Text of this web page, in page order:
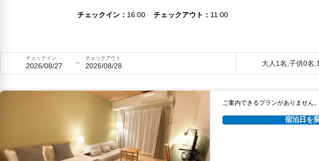
チェックイン 16:00 チェックアウト 11:00
チェックイン
2026/08/27
チェックアウト
2026/08/28 大人1名,子供0名
ご案内できるプランがありません
宿泊日を